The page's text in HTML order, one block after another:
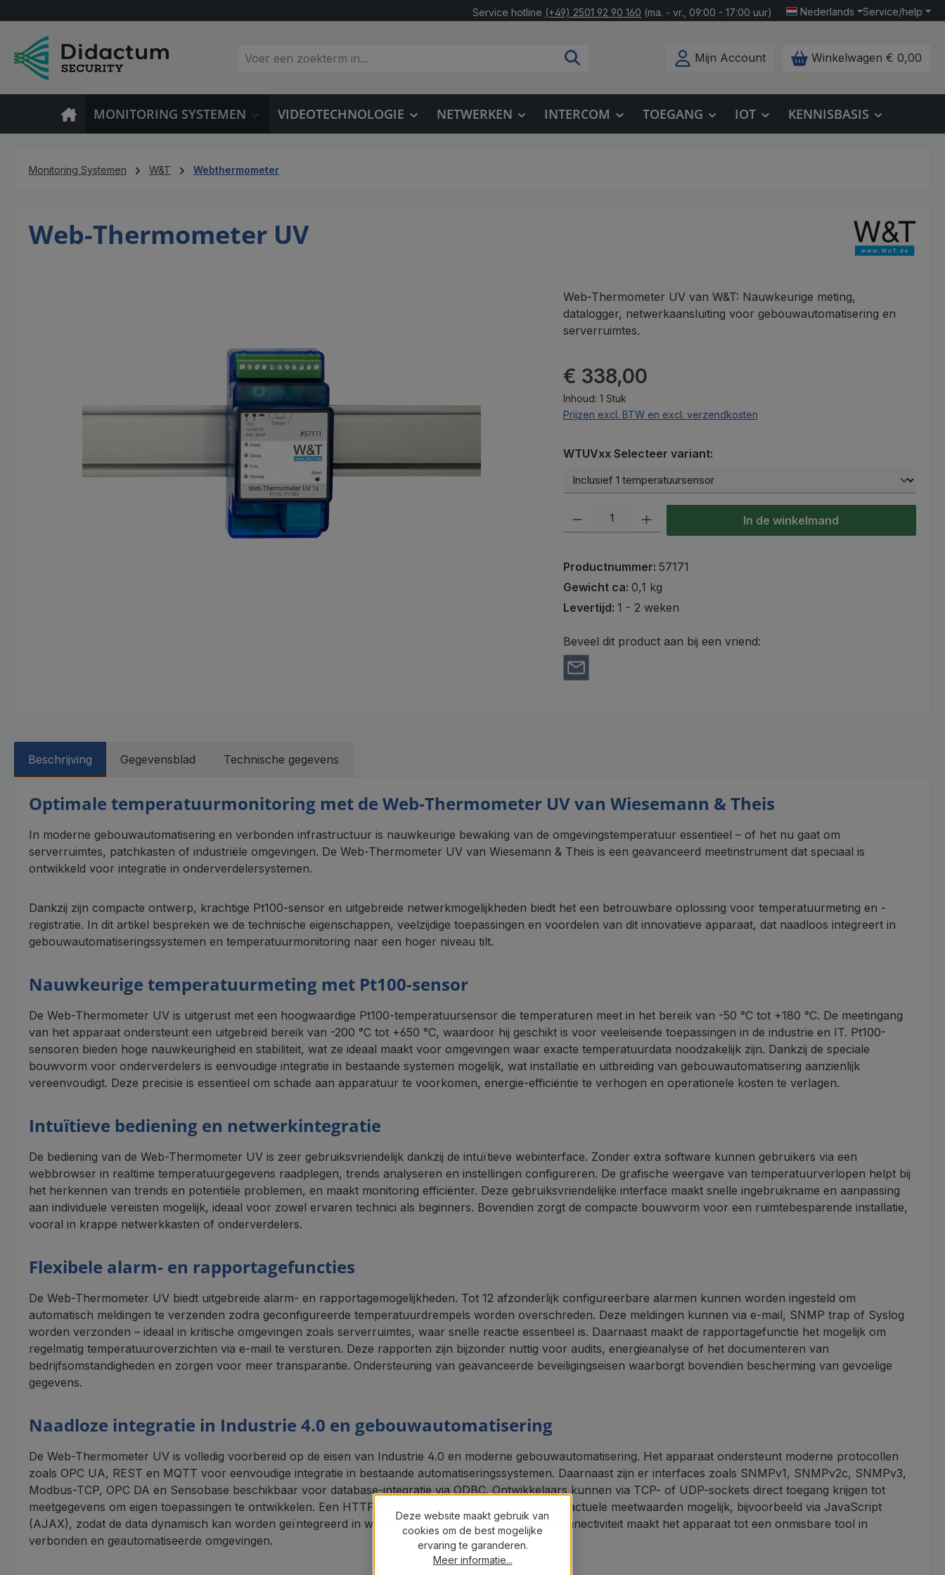
Service hotline (+49) 2501 92 90 160 (ma. - vr., 09:00 - 17:00 uur) Nederlands Service/help
Mijn Account Winkelwagen € 0,00
MONITORING SYSTEMEN VIDEOTECHNOLOGIE NETWERKEN INTERCOM TOEGANG IOT KENNISBASIS
Monitoring Systemen W&T Webthermometer
Web-Thermometer UV
Web-Thermometer UV van W&T: Nauwkeurige meting,
datalogger, netwerkaansluiting voor gebouwautomatisering en
serverruimtes.
Normale prijs:
€ 338,00
Inhoud: 1 Stuk
Prijzen excl. BTW en excl. verzendkosten
Selecteer
WTUVxx Selecteer variant:
Producthoeveelheid: Voer de gewenste hoeveelheid in of gebruik de knoppen
In de winkelmand
Productnummer: 57171
Gewicht ca: 0,1 kg
Levertijd: 1 - 2 weken
Beveel dit product aan bij een vriend:
Beschrijving Gegevensblad Technische gegevens
Optimale temperatuurmonitoring met de Web-Thermometer UV van Wiesemann & Theis
In moderne gebouwautomatisering en verbonden infrastructuur is nauwkeurige bewaking van de omgevingstemperatuur essentieel – of het nu gaat om
serverruimtes, patchkasten of industriële omgevingen. De Web-Thermometer UV van Wiesemann & Theis is een geavanceerd meetinstrument dat speciaal is
ontwikkeld voor integratie in onderverdelersystemen.
Dankzij zijn compacte ontwerp, krachtige Pt100-sensor en uitgebreide netwerkmogelijkheden biedt het een betrouwbare oplossing voor temperatuurmeting en -
registratie. In dit artikel bespreken we de technische eigenschappen, veelzijdige toepassingen en voordelen van dit innovatieve apparaat, dat naadloos integreert in
gebouwautomatiseringssystemen en temperatuurmonitoring naar een hoger niveau tilt.
Nauwkeurige temperatuurmeting met Pt100-sensor
De Web-Thermometer UV is uitgerust met een hoogwaardige Pt100-temperatuursensor die temperaturen meet in het bereik van -50 °C tot +180 °C. De meetingang
van het apparaat ondersteunt een uitgebreid bereik van -200 °C tot +650 °C, waardoor hij geschikt is voor veeleisende toepassingen in de industrie en IT. Pt100-
sensoren bieden hoge nauwkeurigheid en stabiliteit, wat ze ideaal maakt voor omgevingen waar exacte temperatuurdata noodzakelijk zijn. Dankzij de speciale
bouwvorm voor onderverdelers is eenvoudige integratie in bestaande systemen mogelijk, wat installatie en uitbreiding van gebouwautomatisering aanzienlijk
vereenvoudigt. Deze precisie is essentieel om schade aan apparatuur te voorkomen, energie-efficiëntie te verhogen en operationele kosten te verlagen.
Intuïtieve bediening en netwerkintegratie
De bediening van de Web-Thermometer UV is zeer gebruiksvriendelijk dankzij de intuïtieve webinterface. Zonder extra software kunnen gebruikers via een
webbrowser in realtime temperatuurgegevens raadplegen, trends analyseren en instellingen configureren. De grafische weergave van temperatuurverlopen helpt bij
het herkennen van trends en potentiële problemen, en maakt monitoring efficiënter. Deze gebruiksvriendelijke interface maakt snelle ingebruikname en aanpassing
aan individuele vereisten mogelijk, ideaal voor zowel ervaren technici als beginners. Bovendien zorgt de compacte bouwvorm voor een ruimtebesparende installatie,
vooral in krappe netwerkkasten of onderverdelers.
Flexibele alarm- en rapportagefuncties
De Web-Thermometer UV biedt uitgebreide alarm- en rapportagemogelijkheden. Tot 12 afzonderlijk configureerbare alarmen kunnen worden ingesteld om
automatisch meldingen te verzenden zodra geconfigureerde temperatuurdrempels worden overschreden. Deze meldingen kunnen via e-mail, SNMP trap of Syslog
worden verzonden – ideaal in kritische omgevingen zoals serverruimtes, waar snelle reactie essentieel is. Daarnaast maakt de rapportagefunctie het mogelijk om
regelmatig temperatuuroverzichten via e-mail te versturen. Deze rapporten zijn bijzonder nuttig voor audits, energieanalyse of het documenteren van
bedrijfsomstandigheden en zorgen voor meer transparantie. Ondersteuning van geavanceerde beveiligingseisen waarborgt bovendien bescherming van gevoelige
gegevens.
Naadloze integratie in Industrie 4.0 en gebouwautomatisering
De Web-Thermometer UV is volledig voorbereid op de eisen van Industrie 4.0 en moderne gebouwautomatisering. Het apparaat ondersteunt moderne protocollen
zoals OPC UA, REST en MQTT voor eenvoudige integratie in bestaande automatiseringssystemen. Daarnaast zijn er interfaces zoals SNMPv1, SNMPv2c, SNMPv3,
Modbus-TCP, OPC DA en Sensobase beschikbaar voor database-integratie via ODBC. Ontwikkelaars kunnen via TCP- of UDP-sockets direct toegang krijgen tot
meetgegevens om eigen toepassingen te ontwikkelen. Een HTTP-interface maakt directe toegang tot actuele meetwaarden mogelijk, bijvoorbeeld via JavaScript
(AJAX), zodat de data dynamisch kan worden geïntegreerd in websites of apps. Deze uitgebreide connectiviteit maakt het apparaat tot een onmisbare tool in
verbonden en geautomatiseerde omgevingen.
Deze website maakt gebruik van
cookies om de best mogelijke
ervaring te garanderen.
Meer informatie...